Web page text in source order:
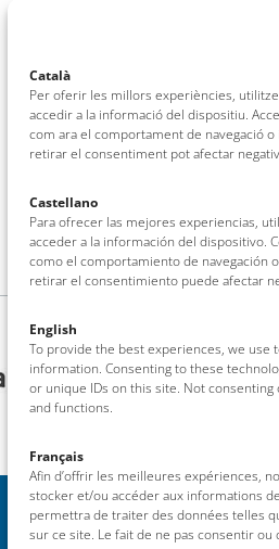
Català
Per oferir les millors experiències,
accedir a la informació del dispositiu.
com ara el comportament de navegació
retirar el consentiment pot afectar
Castellano
Para ofrecer las mejores experiencias,
acceder a la información del dispositivo.
como el comportamiento de navegación
retirar el consentimiento puede afectar
English
To provide the best experiences, we use
information. Consenting to these
or unique IDs on this site. Not
and functions.
Français
Afin d’offrir les meilleures expériences,
stocker et/ou accéder aux informations
permettra de traiter des données telles
sur ce site. Le fait de ne pas consentir